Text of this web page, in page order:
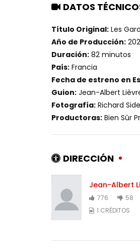
DATOS
Título Original: Les
Año de Producción:
Duración: 82 minutos
País: Francia
Fecha de estreno en
Guion: Jean-Albert
Fotografía: Richard
Productoras: Bien Sûr
DIRECCIÓN
Jean-Albert
776
58
1 CRÉDITOS